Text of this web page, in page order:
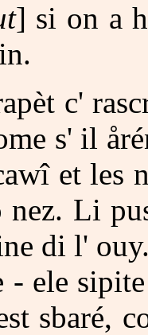
] si on a
c'
s' il
et les
Li
di l'
- ele
sbaré,